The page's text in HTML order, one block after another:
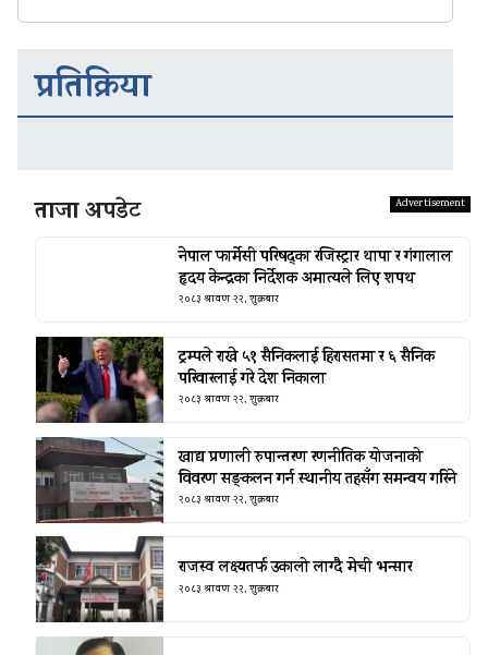
प्रतिक्रिया
ताजा अपडेट
नेपाल फार्मेसी परिषद्का रजिस्ट्रार थापा र गंगालाल
हृदय केन्द्रका निर्देशक अमात्यले लिए शपथ
२०८३ श्रावण २२, शुक्रबार
ट्रम्पले राखे ५१ सैनिकलाई हिरासतमा र ६ सैनिक
परिवारलाई गरे देश निकाला
२०८३ श्रावण २२, शुक्रबार
खाद्य प्रणाली रुपान्तरण रणनीतिक योजनाको
विवरण सङ्कलन गर्न स्थानीय तहसँग समन्वय गरिने
२०८३ श्रावण २२, शुक्रबार
राजस्व लक्ष्यतर्फ उकालो लाग्दै मेची भन्सार
२०८३ श्रावण २२, शुक्रबार